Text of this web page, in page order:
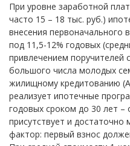
При уровне заработной
часто 15 – 18 тыс. руб.)
внесения первоначального
под 11,5-12% годовых
привлечением поручителей
большого числа молодых
жилищному кредитованию
реализует ипотечные
годовых сроком до 30 лет –
присутствует и
фактор: первый взнос